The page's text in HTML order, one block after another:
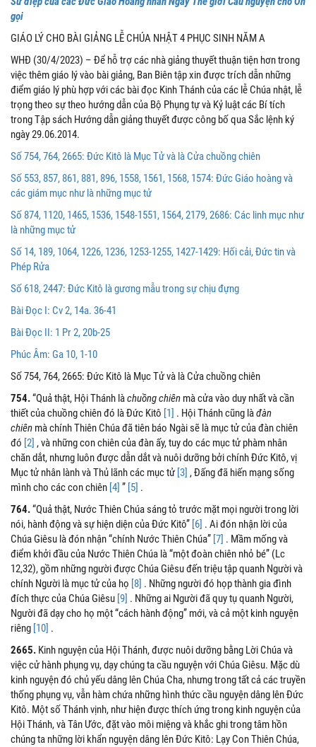
gọi
GIÁO LÝ CHO BÀI GIẢNG LỄ CHÚA NHẬT 4 PHỤC SINH NĂM A
WHĐ (30/4/2023) – Để hỗ trợ các nhà giảng thuyết thuận tiện hơn trong
việc thêm giáo lý vào bài giảng, Ban Biên tập xin được trích dẫn những
điểm giáo lý phù hợp với các bài đọc Kinh Thánh của các lễ Chúa nhật, lễ
trọng theo sự theo hướng dẫn của Bộ Phụng tự và Kỷ luật các Bí tích
trong Tập sách Hướng dẫn giảng thuyết được công bố qua Sắc lệnh ký
ngày 29.06.2014.
Số 754, 764, 2665: Đức Kitô là Mục Tử và là Cửa chuồng chiên
Số 553, 857, 861, 881, 896, 1558, 1561, 1568, 1574: Đức Giáo hoàng và
các giám mục như là những mục tử
Số 874, 1120, 1465, 1536, 1548-1551, 1564, 2179, 2686: Các linh mục như
là những mục tử
Số 14, 189, 1064, 1226, 1236, 1253-1255, 1427-1429: Hối cải, Đức tin và
Phép Rửa
Số 618, 2447: Đức Kitô là gương mẫu trong sự chịu đựng
Bài Ðọc I: Cv 2, 14a. 36-41
Bài Ðọc II: 1 Pr 2, 20b-25
Phúc Âm: Ga 10, 1-10
Số 754, 764, 2665: Đức Kitô là Mục Tử và là Cửa chuồng chiên
754.“Quả thật, Hội Thánh làchuồng chiên mà cửa vào duy nhất và cần
thiết của chuồng chiên đó là Đức Kitô [1] . Hội Thánh cũng làđàn
chiên mà chính Thiên Chúa đã tiên báo Ngài sẽ là mục tử của đàn chiên
đó [2] , và những con chiên của đàn ấy, tuy do các mục tử phàm nhân
chăn dắt, nhưng luôn được dẫn dắt và nuôi dưỡng bởi chính Đức Kitô, vị
Mục tử nhân lành và Thủ lãnh các mục tử[3] , Đấng đã hiến mạng sống
mình cho các con chiên [4] ” [5] .
764.“Quả thật, Nước Thiên Chúa sáng tỏ trước mặt mọi người trong lời
nói, hành động và sự hiện diện của Đức Kitô” [6] . Ai đón nhận lời của
Chúa Giêsu là đón nhận “chính Nước Thiên Chúa” [7] . Mầm mống và
điểm khởi đầu của Nước Thiên Chúa là “một đoàn chiên nhỏ bé” (Lc
12,32), gồm những người được Chúa Giêsu đến triệu tập quanh Người và
chính Người là mục tử của họ [8] . Những người đó họp thành gia đình
đích thực của Chúa Giêsu [9] . Những ai Người đã quy tụ quanh Người,
Người đã dạy cho họ một “cách hành động” mới, và cả một kinh nguyện
riêng [10] .
2665. Kinh nguyện của Hội Thánh, được nuôi dưỡng bằng Lời Chúa và
việc cử hành phụng vụ, dạy chúng ta cầu nguyện với Chúa Giêsu. Mặc dù
kinh nguyện đó chủ yếu dâng lên Chúa Cha, nhưng trong tất cả các truyền
thống phụng vụ, vẫn hàm chứa những hình thức cầu nguyện dâng lên Đức
Kitô. Một số Thánh vịnh, như hiện được thích ứng trong kinh nguyện của
Hội Thánh, và Tân Ước, đặt vào môi miệng và khắc ghi trong tâm hồn
chúng ta những lời khẩn nguyện dâng lên Đức Kitô: Lạy Con Thiên Chúa,